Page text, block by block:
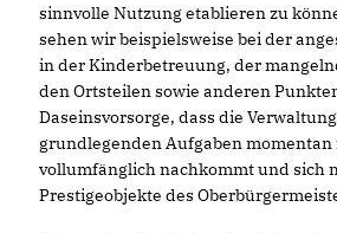
sinnvolle Nutzung etablieren zu
sehen wir beispielsweise bei der
in der Kinderbetreuung, der
den Ortsteilen sowie anderen
Daseinsvorsorge, dass die
grundlegenden Aufgaben
vollumfänglich nachkommt und sich
Prestigeobjekte des